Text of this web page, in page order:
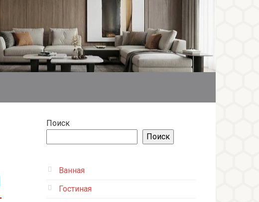
Поиск
Поиск
Ванная
Гостиная